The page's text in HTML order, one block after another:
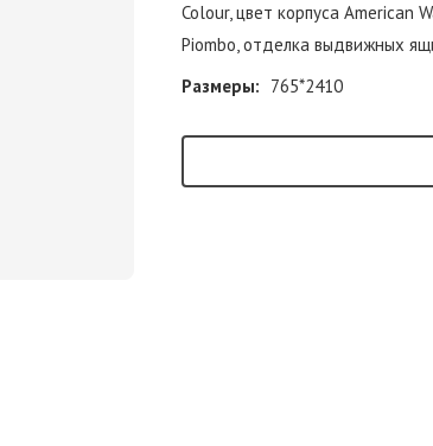
Colour, цвет корпуса American
Piombo, отделка выдвижных
Размеры: 765*2410